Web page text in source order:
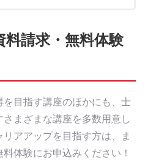
請求・無料体験
目指す講座のほかにも、士
まざまな講座を多数用意し
アアップを目指す方は、ま
体験にお申込みください！